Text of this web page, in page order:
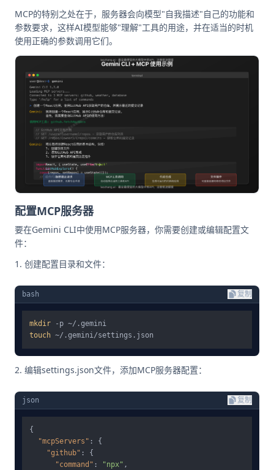
MCP的特别之处在于，服务器会向模型"自我描述"自己的功能和
参数要求，这样AI模型能够"理解"工具的用途，并在适当的时机
使用正确的参数调用它们。
配置MCP服务器
要在Gemini CLI中使用MCP服务器，你需要创建或编辑配置文
件：
创建配置目录和文件：
bash 复制
mkdir
touch
编辑settings.json文件，添加MCP服务器配置：
json 复制
{
"mcpServers" :
{
"github" :
{
"command" : "npx" ,